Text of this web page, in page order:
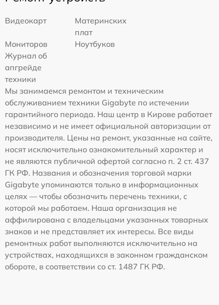
Видеокарт
Материнских
плат
Мониторов
Ноутбуков
Журнал об
апгрейде
техники
Мы занимаемся ремонтом и техническим
обслуживанием техники Gigabyte по истечении
гарантийного периода. Наш центр в Кирове работает
независимо и не имеет официальной авторизации от
производителя. Цены на ремонт, указанные на сайте,
носят исключительно ознакомительный характер и
не являются публичной офертой согласно п. 2 ст. 437
ГК РФ. Названия и обозначения торговой марки
Gigabyte упоминаются только в информационных
целях — чтобы обозначить перечень техники, с
которой мы работаем. Наша организация не
аффилирована с владельцами указанных товарных
знаков и не представляет их интересы. Все виды
ремонтных работ выполняются исключительно на
устройствах, находящихся в законном гражданском
обороте, в соответствии со ст. 1487 ГК РФ.